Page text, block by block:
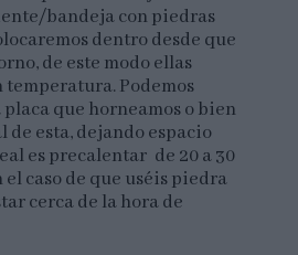
bandeja con piedras
dentro desde que
de este modo ellas
Podemos
que horneamos o bien
de esta, dejando espacio
es precalentar de 20 a 30
el caso de que uséis piedra
cerca de la hora de